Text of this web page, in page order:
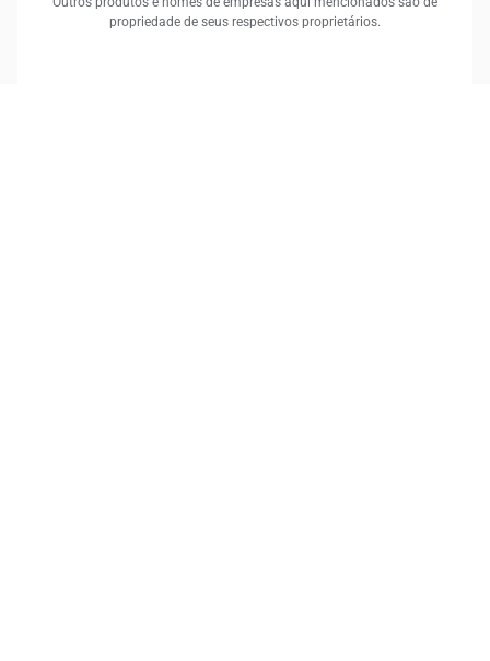
propriedade de seus respectivos proprietários.